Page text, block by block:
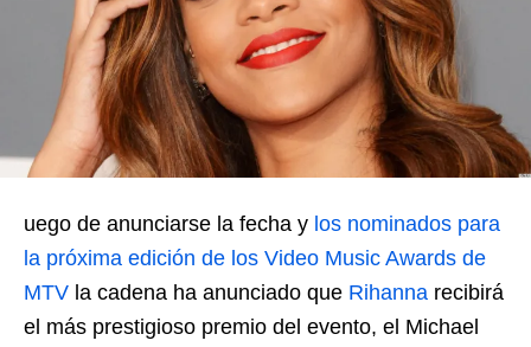
uego de anunciarse la fecha y los nominados para
la próxima edición de los Video Music Awards de
MTV la cadena ha anunciado que Rihanna recibirá
el más prestigioso premio del evento, el Michael